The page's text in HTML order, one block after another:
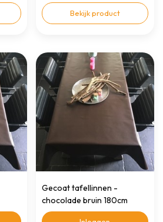
Bekijk product
Gecoat tafellinnen -
chocolade bruin 180cm
breed